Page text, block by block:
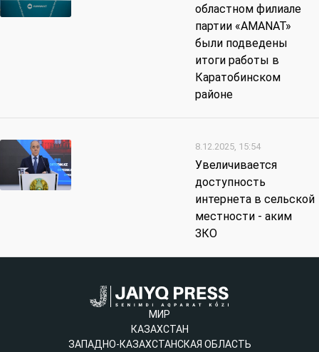
областном филиале
партии «AMANAT»
были подведены
итоги работы в
Каратобинском
районе
8.12.2025, 15:54
Увеличивается
доступность
интернета в сельской
местности - аким
ЗКО
МИР
КАЗАХСТАН
ЗАПАДНО-КАЗАХСТАНСКАЯ ОБЛАСТЬ